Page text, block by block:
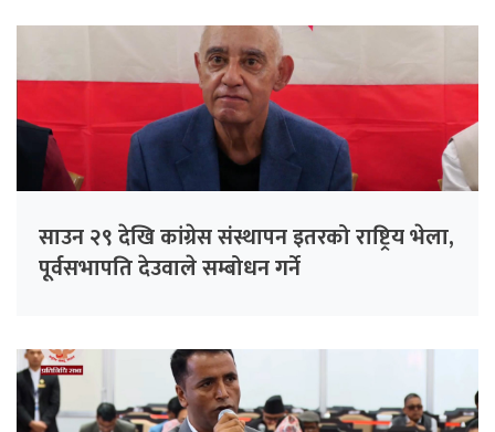
साउन २९ देखि कांग्रेस संस्थापन इतरको राष्ट्रिय भेला,
पूर्वसभापति देउवाले सम्बोधन गर्ने